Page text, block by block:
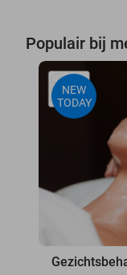
Populair bij
NEW
TODAY